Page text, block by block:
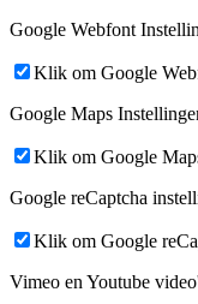
Google Webfont
Klik om Google
Google Maps
Klik om Google
Google reCaptcha
Klik om Google
Vimeo en Youtube